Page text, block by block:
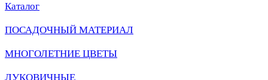
Каталог
ПОСАДОЧНЫЙ МАТЕРИАЛ
МНОГОЛЕТНИЕ ЦВЕТЫ
ЛУКОВИЧНЫЕ